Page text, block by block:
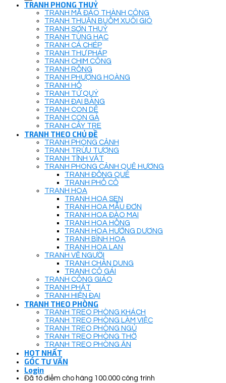
TRANH PHONG THUỶ
TRANH MÃ ĐÁO THÀNH CÔNG
TRANH THUẬN BUỒM XUÔI GIÓ
TRANH SƠN THUỶ
TRANH TÙNG HẠC
TRANH CÁ CHÉP
TRANH THƯ PHÁP
TRANH CHIM CÔNG
TRANH RỒNG
TRANH PHƯỢNG HOÀNG
TRANH HỔ
TRANH TỨ QUÝ
TRANH ĐẠI BÀNG
TRANH CON DÊ
TRANH CON GÀ
TRANH CÂY TRE
TRANH THEO CHỦ ĐỀ
TRANH PHONG CẢNH
TRANH TRỪU TƯỢNG
TRANH TĨNH VẬT
TRANH PHONG CẢNH QUÊ HƯƠNG
TRANH ĐỒNG QUÊ
TRANH PHỐ CỔ
TRANH HOA
TRANH HOA SEN
TRANH HOA MẪU ĐƠN
TRANH HOA ĐÀO MAI
TRANH HOA HỒNG
TRANH HOA HƯỚNG DƯƠNG
TRANH BÌNH HOA
TRANH HOA LAN
TRANH VẼ NGƯỜI
TRANH CHÂN DUNG
TRANH CÔ GÁI
TRANH CÔNG GIÁO
TRANH PHẬT
TRANH HIỆN ĐẠI
TRANH THEO PHÒNG
TRANH TREO PHÒNG KHÁCH
TRANH TREO PHÒNG LÀM VIỆC
TRANH TREO PHÒNG NGỦ
TRANH TREO PHÒNG THỜ
TRANH TREO PHÒNG ĂN
HOT NHẤT
GÓC TƯ VẤN
Login
Đã tô điểm cho hàng 100.000 công trình